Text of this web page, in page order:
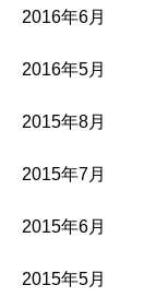
2016年6月
2016年5月
2015年8月
2015年7月
2015年6月
2015年5月